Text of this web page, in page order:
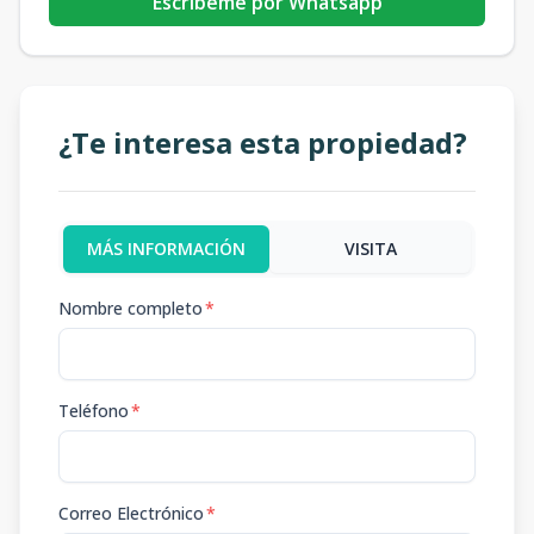
¿Te interesa esta propiedad?
MÁS INFORMACIÓN VISITA
Nombre completo*
Teléfono*
Correo Electrónico*